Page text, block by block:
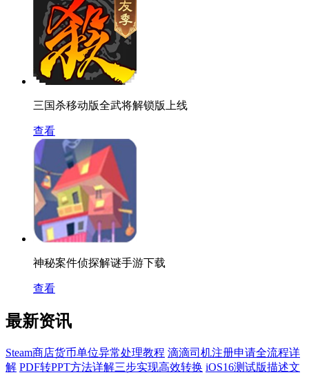
三国杀移动版全武将解锁版上线
查看
神秘案件侦探解谜手游下载
查看
最新资讯
Steam商店货币单位异常处理教程 滴滴司机注册申请全流程详
解 PDF转PPT方法详解三步实现高效转换 iOS16测试版描述文